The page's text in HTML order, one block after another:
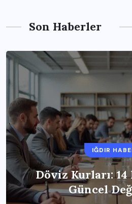
Son Haberler
IĞDIR
Döviz Kurları: 14
Güncel